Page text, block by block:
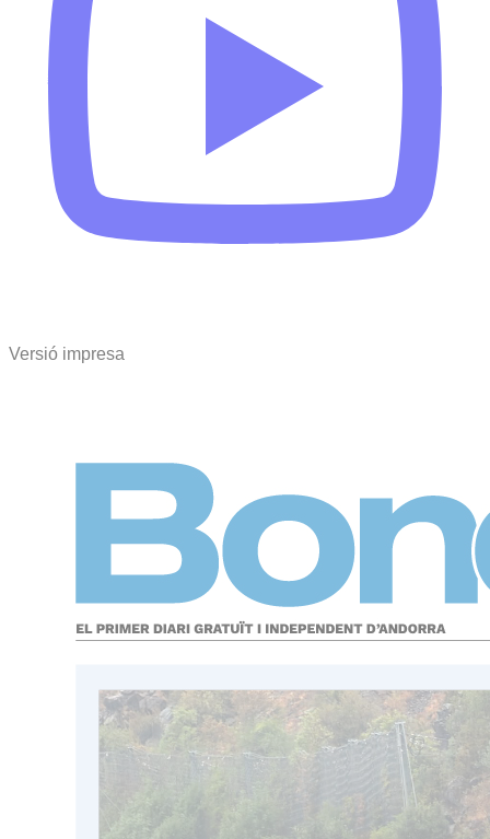
Versió impresa